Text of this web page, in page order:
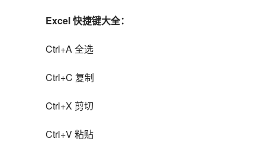
Excel 快捷键大全：
Ctrl+A 全选
Ctrl+C 复制
Ctrl+X 剪切
Ctrl+V 粘贴